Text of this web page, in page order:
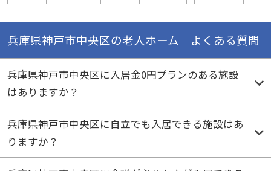
兵庫県神戸市中央区の老人ホーム よくある質問
兵庫県神戸市中央区に入居金0円プランのある施設
はありますか？
兵庫県神戸市中央区に自立でも入居できる施設はあ
りますか？